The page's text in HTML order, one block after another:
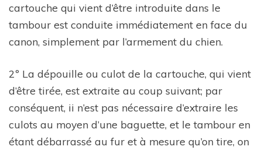
cartouche qui vient d’être introduite dans le
tambour est conduite immédiatement en face du
canon, simplement par l’armement du chien.
2º La dépouille ou culot de la cartouche, qui vient
d’être tirée, est extraite au coup suivant; par
conséquent, ii n’est pas nécessaire d’extraire les
culots au moyen d’une baguette, et le tambour en
étant débarrassé au fur et à mesure qu’on tire, on